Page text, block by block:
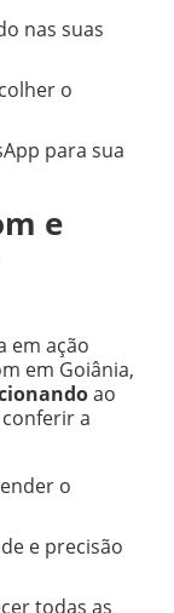
nas suas
o
para sua
e
em ação
em Goiânia,
ao
a
o
e precisão
todas as